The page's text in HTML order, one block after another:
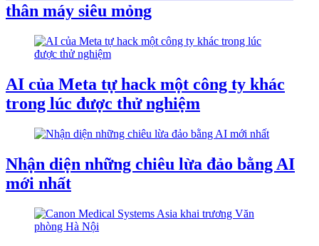
thân máy siêu mỏng
AI của Meta tự hack một công ty khác
trong lúc được thử nghiệm
Nhận diện những chiêu lừa đảo bằng AI
mới nhất